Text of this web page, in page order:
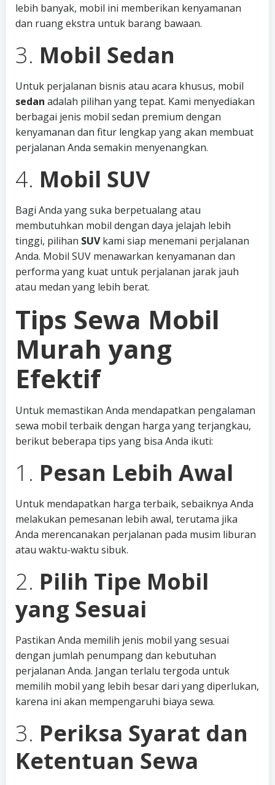
lebih banyak, mobil ini memberikan kenyamanan
dan ruang ekstra untuk barang bawaan.
3. Mobil Sedan
Untuk perjalanan bisnis atau acara khusus, mobil
sedan adalah pilihan yang tepat. Kami menyediakan
berbagai jenis mobil sedan premium dengan
kenyamanan dan fitur lengkap yang akan membuat
perjalanan Anda semakin menyenangkan.
4. Mobil SUV
Bagi Anda yang suka berpetualang atau
membutuhkan mobil dengan daya jelajah lebih
tinggi, pilihan SUVkami siap menemani perjalanan
Anda. Mobil SUV menawarkan kenyamanan dan
performa yang kuat untuk perjalanan jarak jauh
atau medan yang lebih berat.
Tips Sewa Mobil
Murah yang
Efektif
Untuk memastikan Anda mendapatkan pengalaman
sewa mobil terbaik dengan harga yang terjangkau,
berikut beberapa tips yang bisa Anda ikuti:
1. Pesan Lebih Awal
Untuk mendapatkan harga terbaik, sebaiknya Anda
melakukan pemesanan lebih awal, terutama jika
Anda merencanakan perjalanan pada musim liburan
atau waktu-waktu sibuk.
2. Pilih Tipe Mobil
yang Sesuai
Pastikan Anda memilih jenis mobil yang sesuai
dengan jumlah penumpang dan kebutuhan
perjalanan Anda. Jangan terlalu tergoda untuk
memilih mobil yang lebih besar dari yang diperlukan,
karena ini akan mempengaruhi biaya sewa.
3. Periksa Syarat dan
Ketentuan Sewa